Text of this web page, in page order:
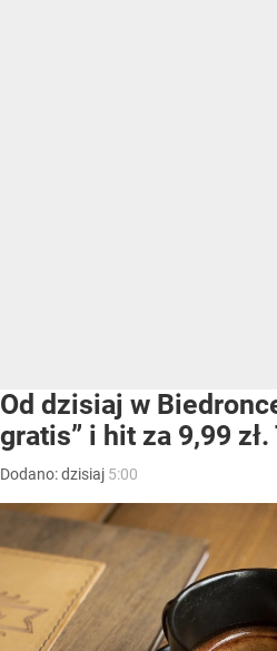
Od dzisiaj w
gratis” i hit za 9,99
Dodano:dzisiaj 5:00